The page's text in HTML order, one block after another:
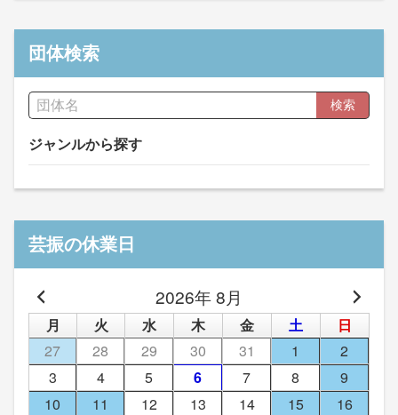
団体検索
検索
ジャンルから探す
芸振の休業日
2026年 8月
月 火 水 木 金 土
日
27
28 29 30 31 1
2
3
4 5 6 7 8
9
10
11 12 13 14 15
16